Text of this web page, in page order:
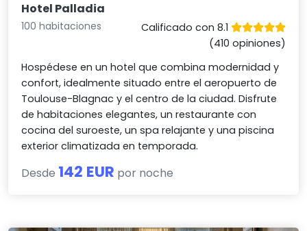
Hotel Palladia
100 habitaciones
Calificado con 8.1
(410 opiniones)
Hospédese en un hotel que combina modernidad y
confort, idealmente situado entre el aeropuerto de
Toulouse-Blagnac y el centro de la ciudad. Disfrute
de habitaciones elegantes, un restaurante con
cocina del suroeste, un spa relajante y una piscina
exterior climatizada en temporada.
Desde 142 EUR por noche